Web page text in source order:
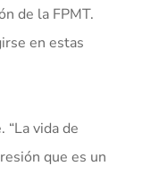
de la FPMT.
en estas
“La vida de
que es un